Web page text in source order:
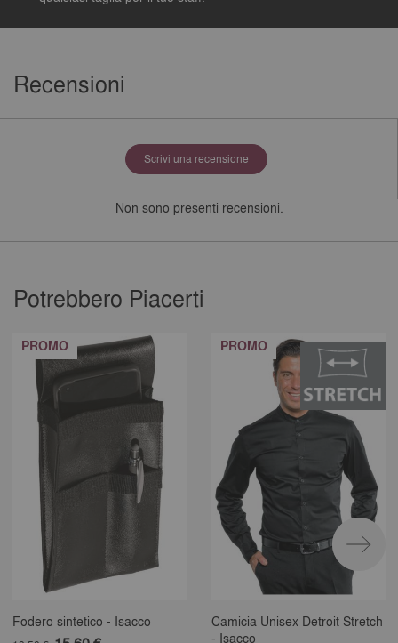
Recensioni
Scrivi una recensione
Non sono presenti recensioni.
Potrebbero Piacerti
PROMO
Fodero sintetico - Isacco
PROMO
Camicia Unisex Detroit Stretch
- Isacco